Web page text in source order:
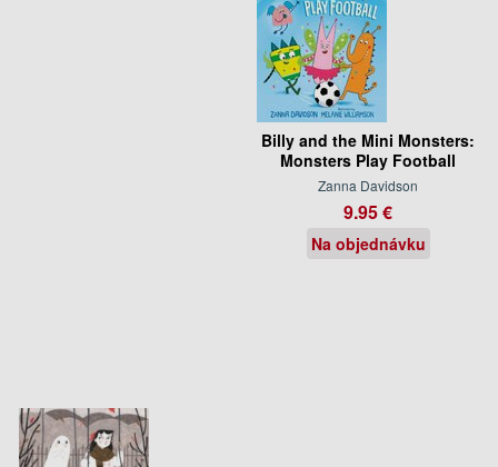
Billy and the Mini Monsters:
Monsters Play Football
Zanna Davidson
9.95 €
Na objednávku